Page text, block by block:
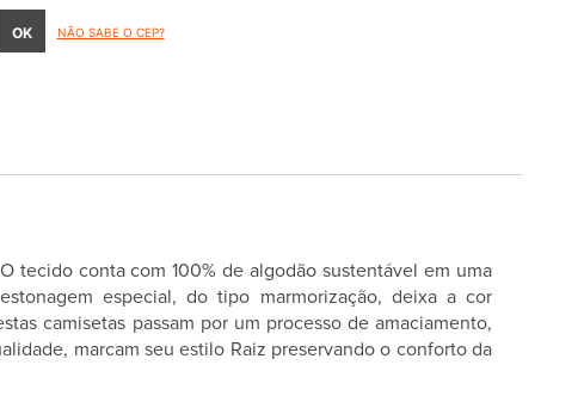
NÃO SABE O CEP?
tecido conta com 100% de algodão sustentável em uma
especial, do tipo marmorização, deixa a cor
camisetas passam por um processo de amaciamento,
marcam seu estilo Raiz preservando o conforto da